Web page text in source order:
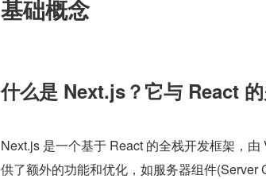
基础概念
什么是 Next.js？它与 React
Next.js 是一个基于 React 的全栈开发框架，
供了额外的功能和优化，如服务器组件